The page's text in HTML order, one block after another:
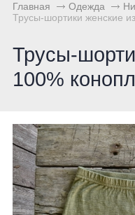
Главная Одежда
Трусы-шортики женские
Трусы-
100%